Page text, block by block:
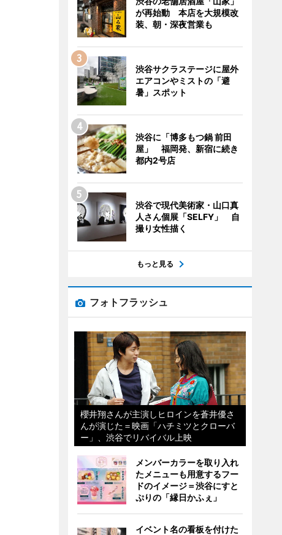
が再始動 本店を大規模改
装、朝・深夜営業も
渋谷サクラステージに屋外
エアコンやミストの「避
暑」スポット
渋谷に「博多もつ鍋 前田
屋」 福岡発、新宿に続き
都内2号店
渋谷で現代美術家・山口真
人さん個展「SELFY」 自
撮り女性描く
もっと見る
フォトフラッシュ
櫻井翔さんが主演しヒロインを蒼井優さ
んが演じた＝映画「ハチミツとクローバ
ー」、渋谷でリバイバル上映
メンバーカラーを取り入れ
たメニューも用意するフー
ドのイメージ＝渋谷にすと
ぷりの「縁日かふぇ」
イベント名の看板を付けた